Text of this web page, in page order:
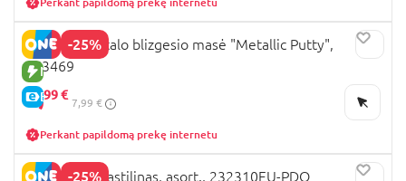
-25%
NAUJA PREKĖ
E-KAINA
JADORE metalo blizgesio masė "Metallic Putty",
853469
5,99 €
7,99 €
Perkant papildomą prekę internetu
-25%
PLAY-DOH plastilinas, asort., 232310EU-PDQ